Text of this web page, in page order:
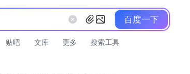
百度一下
贴吧 文库 更多 搜索工具